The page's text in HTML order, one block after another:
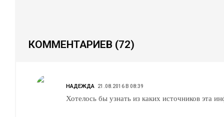
КОММЕНТАРИЕВ (72)
НАДЕЖДА 21.08.2016 В 08:39
Хотелось бы узнать из каких источников эта